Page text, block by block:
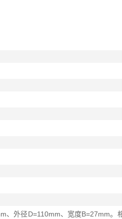
、外径D=110mm、宽度B=27mm。